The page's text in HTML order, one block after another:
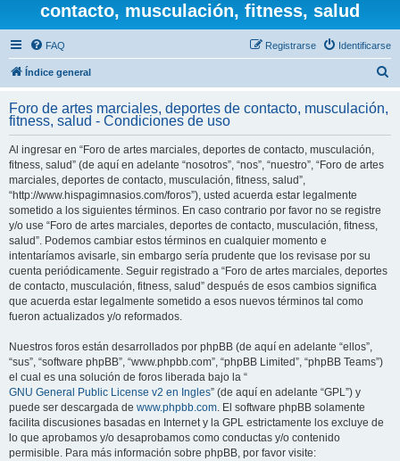
contacto, musculación, fitness, salud
FAQ Identificarse
Registrarse
Índice general
c
Foro de artes marciales, deportes de contacto, musculación,
fitness, salud - Condiciones de uso
Al ingresar en “Foro de artes marciales, deportes de contacto, musculación,
fitness, salud” (de aquí en adelante “nosotros”, “nos”, “nuestro”, “Foro de artes
marciales, deportes de contacto, musculación, fitness, salud”,
“http://www.hispagimnasios.com/foros”), usted acuerda estar legalmente
sometido a los siguientes términos. En caso contrario por favor no se registre
y/o use “Foro de artes marciales, deportes de contacto, musculación, fitness,
salud”. Podemos cambiar estos términos en cualquier momento e
intentaríamos avisarle, sin embargo sería prudente que los revisase por su
cuenta periódicamente. Seguir registrado a “Foro de artes marciales, deportes
de contacto, musculación, fitness, salud” después de esos cambios significa
que acuerda estar legalmente sometido a esos nuevos términos tal como
fueron actualizados y/o reformados.
Nuestros foros están desarrollados por phpBB (de aquí en adelante “ellos”,
“sus”, “software phpBB”, “www.phpbb.com”, “phpBB Limited”, “phpBB Teams”)
el cual es una solución de foros liberada bajo la “
GNU General Public License v2 en Ingles” (de aquí en adelante “GPL”) y
puede ser descargada de www.phpbb.com. El software phpBB solamente
facilita discusiones basadas en Internet y la GPL estrictamente los excluye de
lo que aprobamos y/o desaprobamos como conductas y/o contenido
permisible. Para más información sobre phpBB, por favor visite: